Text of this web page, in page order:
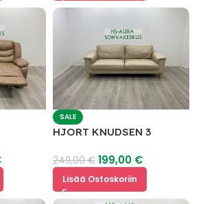
SALE
HJORT KNUDSEN 3
249,00€ 199,00 €
Lisää Ostoskoriin